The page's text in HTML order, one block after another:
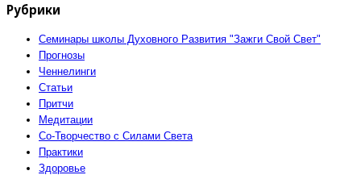
Рубрики
Семинары школы Духовного Развития "Зажги Свой Свет"
Прогнозы
Ченнелинги
Статьи
Притчи
Медитации
Со-Творчество с Силами Света
Практики
Здоровье